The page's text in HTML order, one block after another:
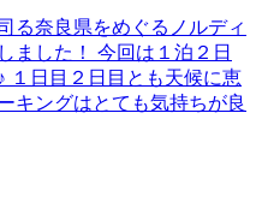
る奈良県をめぐるノルディ
ました！ 今回は１泊２日
１日目２日目とも天候に恵
キングはとても気持ちが良